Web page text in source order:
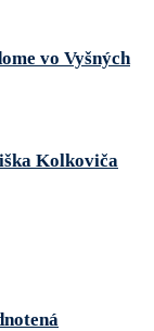
vo Vyšných
Kolkoviča